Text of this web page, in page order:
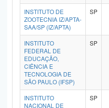
INSTITUTO DE
ZOOTECNIA IZ/APTA-
SAA/SP (IZ/APTA)
SP
INSTITUTO
FEDERAL DE
EDUCAÇÃO,
CIÊNCIA E
TECNOLOGIA DE
SÃO PAULO (IFSP)
SP
INSTITUTO
NACIONAL DE
SP